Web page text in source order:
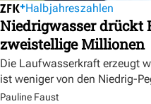
Halbjahreszahlen
Niedrigwasser drückt
zweistellige Millionen
Die Laufwasserkraft erzeugt
ist weniger von den Niedrig-
Pauline Faust